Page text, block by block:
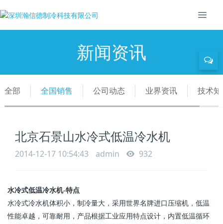
新闻资讯
全部 全国销售 公司动态 业界资讯 技术
北京石景山水冷式低温冷水机
2014-12-17 10:54:43 admin 932
水冷式低温冷水机-特点
水冷式冷水机体积小，制冷量大，采用世界名牌进口压缩机，低温
性能卓越，可靠耐用，产品根据工业应用特点设计，内置低温循环